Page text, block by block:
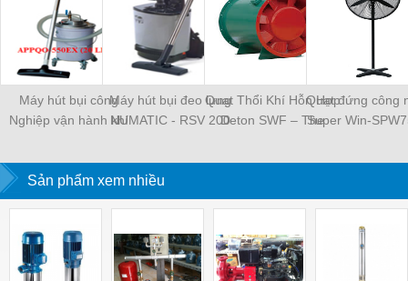
Máy hút bụi công
Nghiệp vận hành khí
Máy hút bụi đeo lưng
NUMATIC - RSV 200
Quạt Thổi Khí Hỗn Hợp
Deton SWF – The
Deton SWF
Quạt đứng công
Super Win-
Sản phẩm xem nhiều